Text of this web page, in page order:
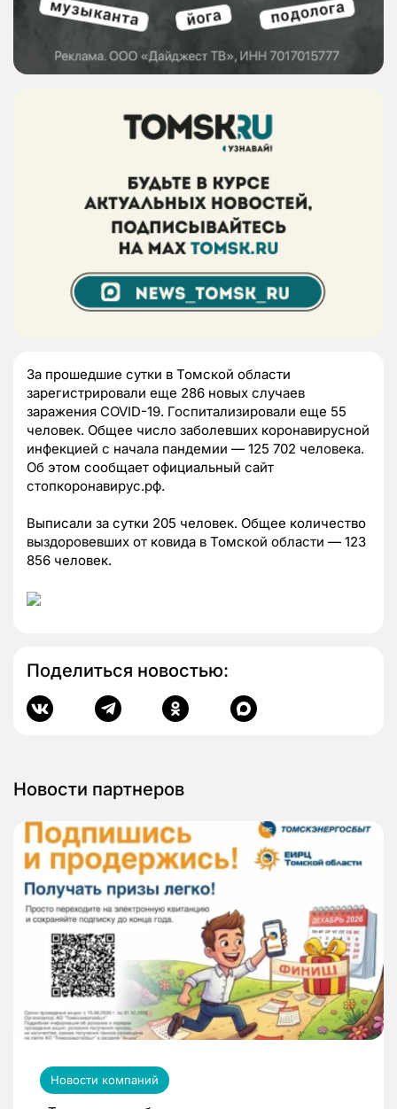
За прошедшие сутки в Томской области
зарегистрировали еще 286 новых случаев
заражения COVID-19. Госпитализировали еще 55
человек. Общее число заболевших коронавирусной
инфекцией с начала пандемии — 125 702 человека.
Об этом сообщает официальный сайт
стопкоронавирус.рф.
Выписали за сутки 205 человек. Общее количество
выздоровевших от ковида в Томской области — 123
856 человек.
Поделиться новостью:
Новости партнеров
Новости компаний